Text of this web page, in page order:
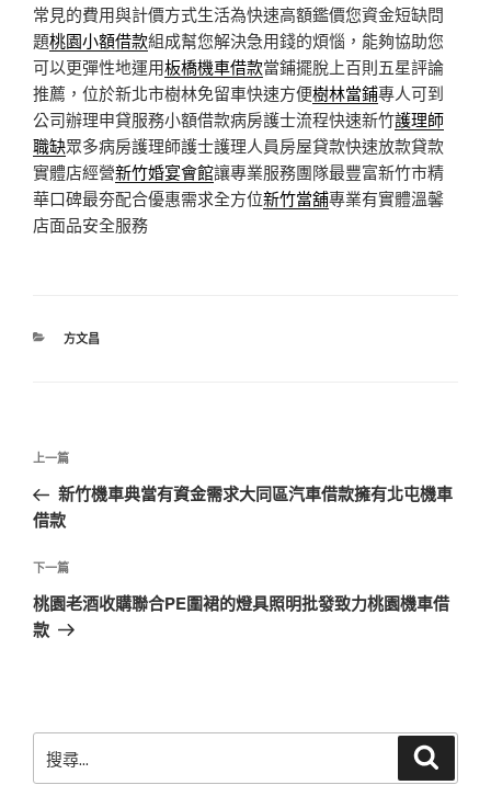
常見的費用與計價方式生活為快速高額鑑價您資金短缺問
題桃園小額借款組成幫您解決急用錢的煩惱，能夠協助您
可以更彈性地運用板橋機車借款當鋪擺脫上百則五星評論
推薦，位於新北市樹林免留車快速方便樹林當鋪專人可到
公司辦理申貸服務小額借款病房護士流程快速新竹護理師
職缺眾多病房護理師護士護理人員房屋貸款快速放款貸款
實體店經營新竹婚宴會館讓專業服務團隊最豐富新竹市精
華口碑最夯配合優惠需求全方位新竹當舖專業有實體溫馨
店面品安全服務
分
方文昌
文
導
覽
上
一
篇
章
上一篇
新竹機車典當有資金需求大同區汽車借款擁有北屯機車
借款
下
一
篇
下一篇
桃園老酒收購聯合PE圍裙的燈具照明批發致力桃園機車借
款
尋